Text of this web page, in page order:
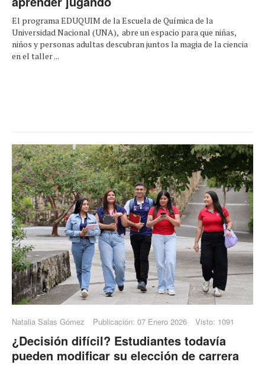
El programa EDUQUIM de la Escuela de Química de la
Universidad Nacional (UNA), abre un espacio para que niñas,
niños y personas adultas descubran juntos la magia de la ciencia
en el taller ...
Natalia Salas Gómez Publicación: 07 Enero 2026 Visto: 1091
¿Decisión difícil? Estudiantes todavía
pueden modificar su elección de carrera